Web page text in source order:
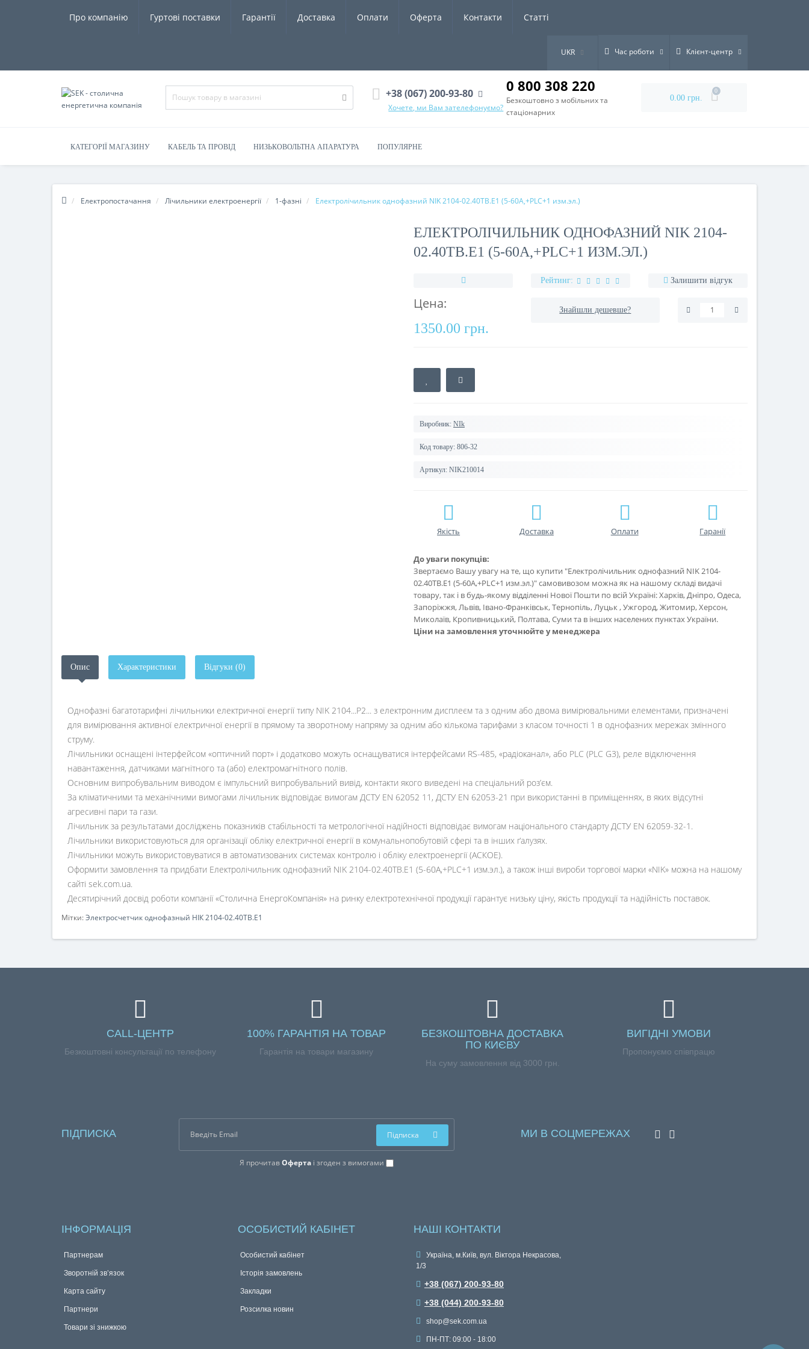
Про компанію Гуртові поставки Гарантії Доставка Оплати Оферта Контакти Статті
UKR Час роботи Клієнт-центр
+38 (067) 200-93-80
Хочете, ми Вам зателефонуємо?
0 800 308 220
Безкоштовно з мобільних та
стаціонарних
0.00 грн.
0
КАТЕГОРІЇ МАГАЗИНУ КАБЕЛЬ ТА ПРОВІД НИЗЬКОВОЛЬТНА АПАРАТУРА ПОПУЛЯРНЕ
Електропостачання Лічильники електроенергії 1-фазні Електролічильник однофазний NIK 2104-02.40ТВ.Е1 (5-60А,+PLC+1 изм.эл.)
ЕЛЕКТРОЛІЧИЛЬНИК ОДНОФАЗНИЙ NIK 2104-
02.40ТВ.Е1 (5-60А,+PLC+1 ИЗМ.ЭЛ.)
Рейтинг: Залишити відгук
Цена:
1350.00 грн.
Знайшли дешевше?
Виробник: NIk
Код товару: 806-32
Артикул: NIK210014
Якість Доставка Оплати Гаранії
До уваги покупців:
Звертаємо Вашу увагу на те, що купити "Електролічильник однофазний NIK 2104-
02.40ТВ.Е1 (5-60А,+PLC+1 изм.эл.)" самовивозом можна як на нашому складі видачі
товару, так і в будь-якому відділенні Нової Пошти по всій Україні: Харків, Дніпро, Одеса,
Запоріжжя, Львів, Івано-Франківськ, Тернопіль, Луцьк , Ужгород, Житомир, Херсон,
Миколаїв, Кропивницький, Полтава, Суми та в інших населених пунктах України.
Ціни на замовлення уточнюйте у менеджера
Опис Характеристики Відгуки (0)
Однофазні багатотарифні лічильники електричної енергії типу NIK 2104...P2... з електронним дисплеєм та з одним або двома вимірювальними елементами, призначені
для вимірювання активної електричної енергії в прямому та зворотному напряму за одним або кількома тарифами з класом точності 1 в однофазних мережах змінного
струму.
Лічильники оснащені інтерфейсом «оптичний порт» і додатково можуть оснащуватися інтерфейсами RS-485, «радіоканал», або PLC (PLC G3), реле відключення
навантаження, датчиками магнітного та (або) електромагнітного полів.
Основним випробувальним виводом є імпульсний випробувальний вивід, контакти якого виведені на спеціальний роз’єм.
За кліматичними та механічними вимогами лічильник відповідає вимогам ДСТУ EN 62052 11, ДСТУ EN 62053-21 при використанні в приміщеннях, в яких відсутні
агресивні пари та гази.
Лічильник за результатами досліджень показників стабільності та метрологічної надійності відповідає вимогам національного стандарту ДСТУ EN 62059-32-1.
Лічильники використовуються для організації обліку електричної енергії в комунальнопобутовій сфері та в інших ґалузях.
Лічильники можуть використовуватися в автоматизованих системах контролю і обліку електроенергії (АСКОЕ).
Оформити замовлення та придбати Електролічильник однофазний NIK 2104-02.40ТВ.Е1 (5-60А,+PLC+1 изм.эл.), а також інші вироби торгової марки «NIK» можна на нашому
сайті sek.com.ua.
Десятирічний досвід роботи компанії «Столична ЕнергоКомпанія» на ринку електротехнічної продукції гарантує низьку ціну, якість продукції та надійність поставок.
Мітки:Электросчетчик однофазный НІК 2104-02.40ТВ.Е1
CALL-ЦЕНТР
Безкоштовні консультації по телефону
100% ГАРАНТІЯ НА ТОВАР
Гарантія на товари магазину
БЕЗКОШТОВНА ДОСТАВКА
ПО КИЄВУ
На суму замовлення від 3000 грн.
ВИГІДНІ УМОВИ
Пропонуємо співпрацю
ПІДПИСКА
Я прочитавОфертаі згоден з вимогами
Підписка МИ В СОЦМЕРЕЖАХ
ІНФОРМАЦІЯ
Партнерам
Зворотній зв’язок
Карта сайту
Партнери
Товари зі знижкою
ОСОБИСТИЙ КАБІНЕТ
Особистий кабінет
Історія замовлень
Закладки
Розсилка новин
НАШІ КОНТАКТИ
Україна, м.Київ, вул. Віктора Некрасова,
1/3
+38 (067) 200-93-80
+38 (044) 200-93-80
shop@sek.com.ua
ПН-ПТ: 09:00 - 18:00